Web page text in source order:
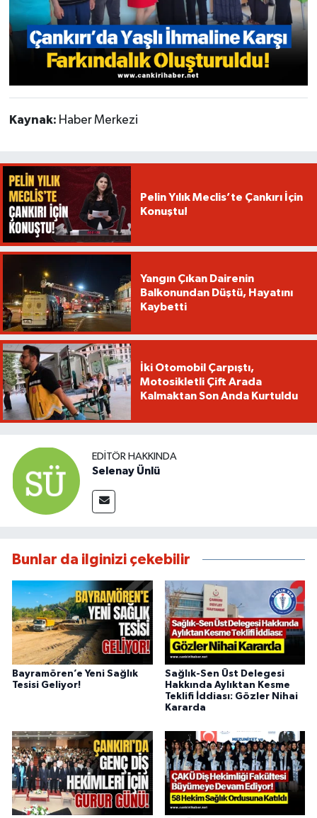
Kaynak: Haber Merkezi
Pelin Yılık Meclis’te Çankırı İçin
Konuştu!
Yangın Çıkan Dairenin
Balkonundan Düştü, Hayatını
Kaybetti
İki Otomobil Çarpıştı,
Motosikletli Çift Arada
Kalmaktan Son Anda Kurtuldu
EDITÖR HAKKINDA
Selenay Ünlü
Bunlar da ilginizi çekebilir
Bayramören’e Yeni Sağlık
Tesisi Geliyor!
Sağlık-Sen Üst Delegesi
Hakkında Aylıktan Kesme
Teklifi İddiası: Gözler Nihai
Kararda